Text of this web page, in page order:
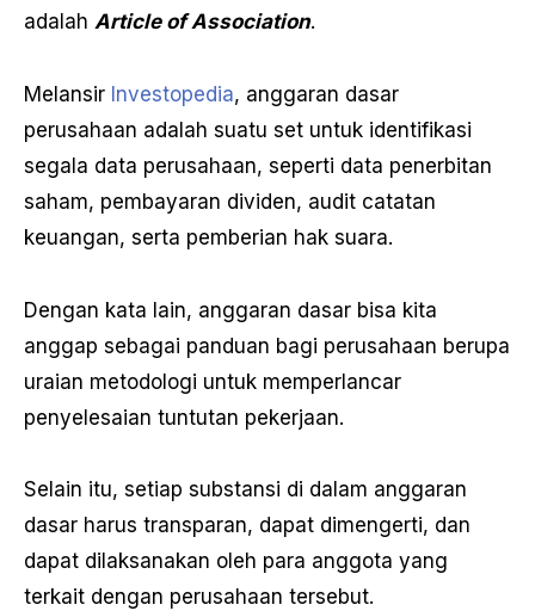
adalah Article of Association.
Melansir Investopedia, anggaran dasar
perusahaan adalah suatu set untuk identifikasi
segala data perusahaan, seperti data penerbitan
saham, pembayaran dividen, audit catatan
keuangan, serta pemberian hak suara.
Dengan kata lain, anggaran dasar bisa kita
anggap sebagai panduan bagi perusahaan berupa
uraian metodologi untuk memperlancar
penyelesaian tuntutan pekerjaan.
Selain itu, setiap substansi di dalam anggaran
dasar harus transparan, dapat dimengerti, dan
dapat dilaksanakan oleh para anggota yang
terkait dengan perusahaan tersebut.